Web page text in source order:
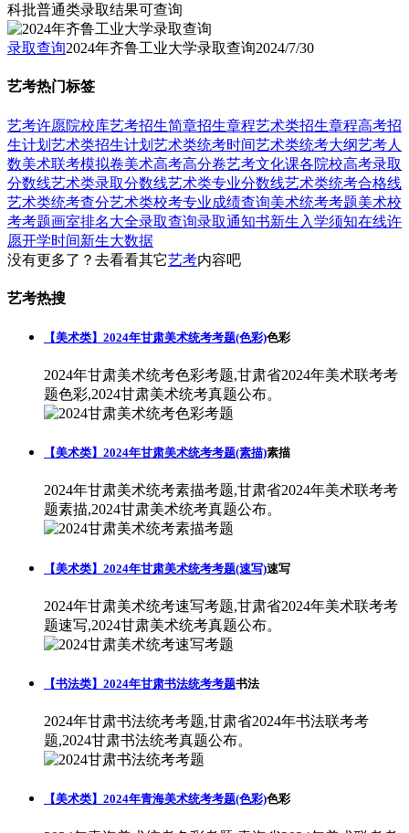
科批普通类录取结果可查询
录取查询2024年齐鲁工业大学录取查询2024/7/30
艺考热门标签
艺考许愿院校库艺考招生简章招生章程艺术类招生章程高考招
生计划 艺术类招生计划 艺术类统考时间艺术类统考大纲艺考人
数美术联考模拟卷美术高考高分卷艺考文化课各院校高考录取
分数线艺术类录取分数线艺术类专业分数线艺术类统考合格线
艺术类统考查分艺术类校考专业成绩查询美术统考考题美术校
考考题画室排名大全录取查询录取通知书新生入学须知在线许
愿开学时间新生大数据
没有更多了？去看看其它艺考内容吧
艺考热搜
【美术类】2024年甘肃美术统考考题(色彩)色彩
2024年甘肃美术统考色彩考题,甘肃省2024年美术联考考
题色彩,2024甘肃美术统考真题公布。
【美术类】2024年甘肃美术统考考题(素描)素描
2024年甘肃美术统考素描考题,甘肃省2024年美术联考考
题素描,2024甘肃美术统考真题公布。
【美术类】2024年甘肃美术统考考题(速写)速写
2024年甘肃美术统考速写考题,甘肃省2024年美术联考考
题速写,2024甘肃美术统考真题公布。
【书法类】2024年甘肃书法统考考题书法
2024年甘肃书法统考考题,甘肃省2024年书法联考考
题,2024甘肃书法统考真题公布。
【美术类】2024年青海美术统考考题(色彩)色彩